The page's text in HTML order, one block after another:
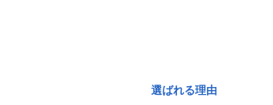
選ばれる理由